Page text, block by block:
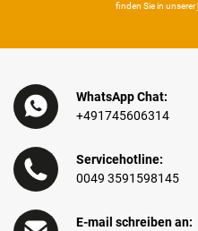
finden Sie in unserer
WhatsApp Chat:
+491745606314
Servicehotline:
0049 3591598145
E-mail schreiben an: